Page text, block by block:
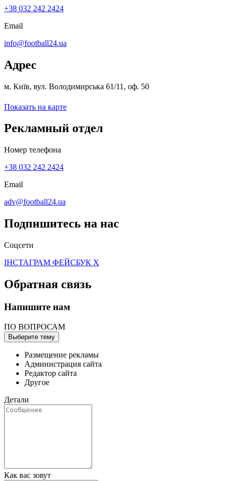
+38 032 242 2424
Email
info@football24.ua
Адрес
м. Київ, вул. Володимирська 61/11, оф. 50
Показать на карте
Рекламный отдел
Номер телефона
+38 032 242 2424
Email
adv@football24.ua
Подпишитесь на нас
Соцсети
ІНСТАГРАМ ФЕЙСБУК X
Обратная связь
Напишите нам
ПО ВОПРОСАМ
Выберите тему
Размещение рекламы
Администрация сайта
Редактор сайта
Другое
Детали
Как вас зовут